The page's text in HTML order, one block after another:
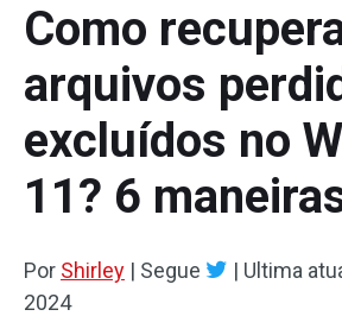
Como
arquivos
excluídos no
11? 6
Por Shirley | Segue | Ultima
2024